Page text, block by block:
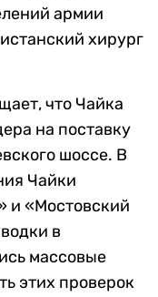
армии
хирург
что Чайка
на поставку
шоссе. В
Чайки
и «Мостовский
в
массовые
этих проверок